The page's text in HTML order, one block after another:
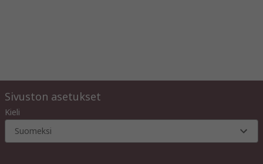
Sivuston asetukset
Kieli
Suomeksi